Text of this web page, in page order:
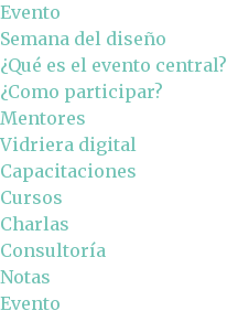
Evento
Semana del diseño
¿Qué es el evento central?
¿Como participar?
Mentores
Vidriera digital
Capacitaciones
Cursos
Charlas
Consultoría
Notas
Evento